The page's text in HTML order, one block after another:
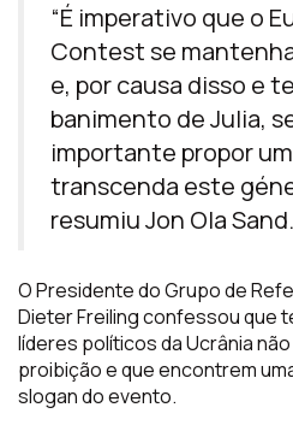
“É imperativo que o
Contest se
e, por causa disso e
banimento de Julia,
importante propor
transcenda este
resumiu Jon Ola Sand.
O Presidente do Grupo de
Dieter Freiling confessou que
líderes políticos da Ucrânia
proibição e que encontrem
slogan do evento.